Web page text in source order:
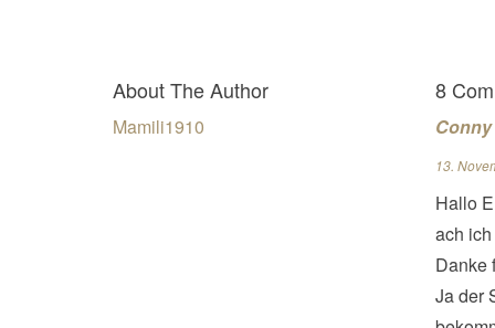
About The Author
Mamili1910
8
Conny
13.
Hallo
ach
Danke
Ja der